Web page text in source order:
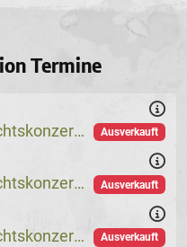
Termine
VNV Nation Weihnachtskonzerte @Logo
Ausverkauft
VNV Nation Weihnachtskonzerte @Logo
Ausverkauft
VNV Nation Weihnachtskonzerte @Logo
Ausverkauft